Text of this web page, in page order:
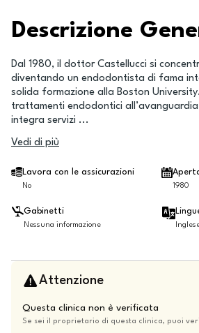
Descrizione
Dal 1980, il dottor Castellucci si
diventando un endodontista di fama
solida formazione alla Boston
trattamenti endodontici
integra servizi ...
Vedi di più
Lavora con le assicurazioni
No 1980
Gabinetti
Nessuna informazione
Attenzione
Questa clinica non è verificata
Se sei il proprietario di questa clinica, puoi